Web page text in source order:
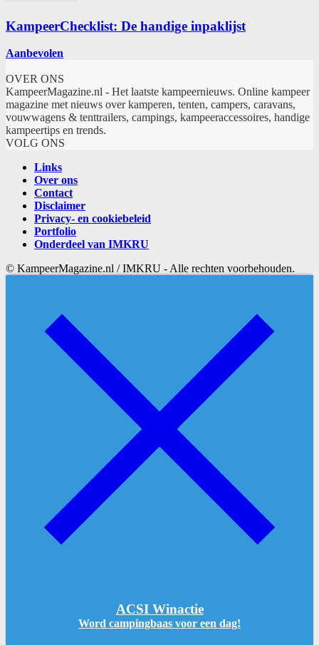
KampeerChecklist: De handige inpaklijst
Aanbevolen
OVER ONS
KampeerMagazine.nl - Het laatste kampeernieuws. Online kampeer
magazine met nieuws over kamperen, tenten, campers, caravans,
vouwwagens & tenttrailers, campings, kampeeraccessoires, handige
kampeertips en trends.
VOLG ONS
Links
Over ons
Contact
Disclaimer
Privacy- en cookiebeleid
Portfolio
Onderdeel van IMKRU
© KampeerMagazine.nl / IMKRU - Alle rechten voorbehouden.
ACSI Winactie
Word campingbaas voor een dag!